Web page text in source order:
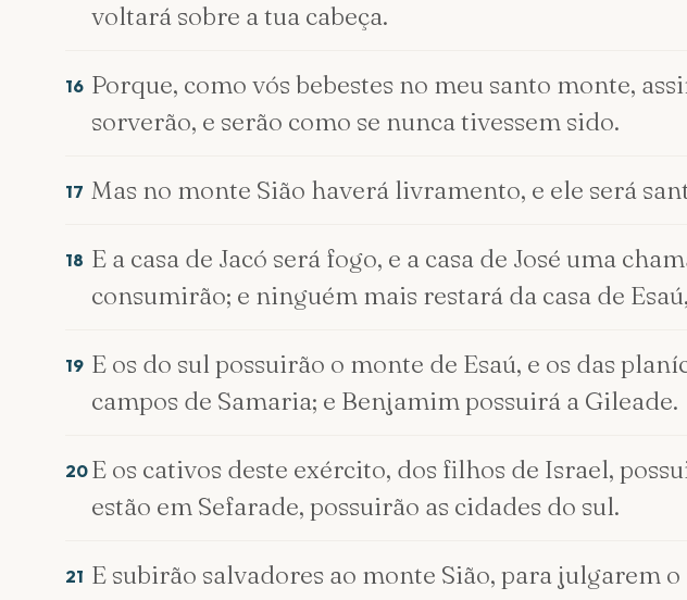
voltará sobre a tua cabeça.
16 Porque, como vós bebestes no meu santo monte,
sorverão, e serão como se nunca tivessem sido.
17 Mas no monte Sião haverá livramento, e ele será
18 E a casa de Jacó será fogo, e a casa de José uma
consumirão; e ninguém mais restará da casa de
19 E os do sul possuirão o monte de Esaú, e os das
campos de Samaria; e Benjamim possuirá a Gileade.
20 E os cativos deste exército, dos filhos de Israel,
estão em Sefarade, possuirão as cidades do sul.
21 E subirão salvadores ao monte Sião, para julgarem